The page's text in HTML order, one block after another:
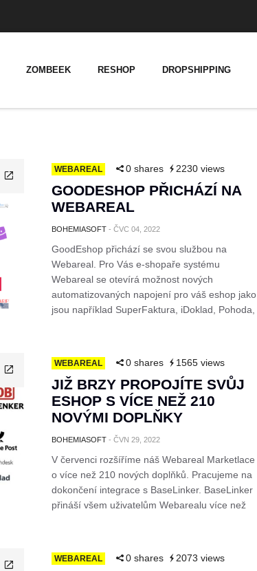
ZOMBEEK RESHOP DROPSHIPPING
WEBAREAL 0 shares 2230 views
GOODESHOP PŘICHÁZÍ NA
WEBAREAL
BOHEMIASOFT - ČVC 04, 2022
GoodEshop přichází se svou službou na
Webareal. Pro Vás e-shopaře systému
Webareal se otevírá možnost nových
automatizovaných napojení pro váš eshop jako
jsou například SuperFaktura, iDoklad, Pohoda,
WEBAREAL 0 shares 1565 views
JIŽ BRZY PROPOJÍTE SVŮJ
ESHOP S VÍCE NEŽ 210
NOVÝMI DOPLŇKY
BOHEMIASOFT - ČVN 29, 2022
V červenci rozšíříme náš Webareal Marketlace
o více než 210 nových doplňků. Pracujeme na
dokončení integrace s BaseLinker. BaseLinker
přináší všem uživatelům Webarealu více než
WEBAREAL 0 shares 2073 views